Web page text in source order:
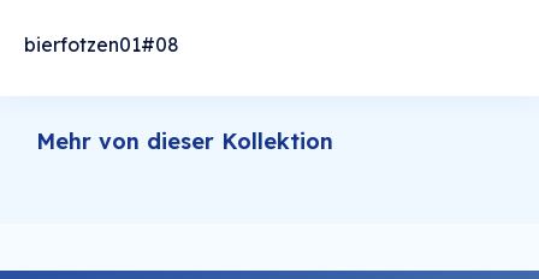
bierfotzen01#08
Mehr von dieser Kollektion